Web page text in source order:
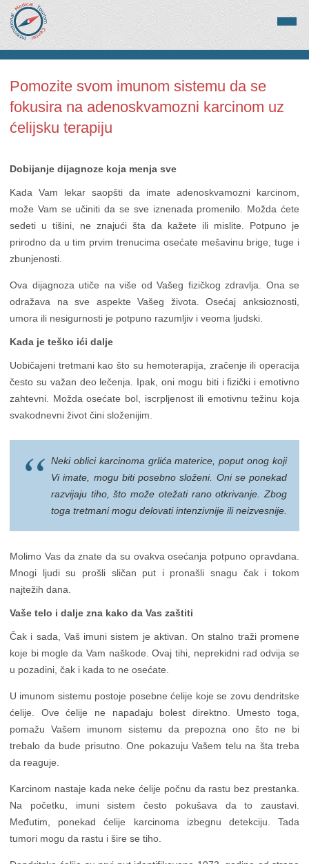
Pomozite svom imunom sistemu da se
fokusira na adenoskvamozni karcinom uz
ćelijsku terapiju
Dobijanje dijagnoze koja menja sve
Kada Vam lekar saopšti da imate adenoskvamozni karcinom,
može Vam se učiniti da se sve iznenada promenilo. Možda ćete
sedeti u tišini, ne znajući šta da kažete ili mislite. Potpuno je
prirodno da u tim prvim trenucima osećate mešavinu brige, tuge i
zbunjenosti.
Ova dijagnoza utiče na više od Vašeg fizičkog zdravlja. Ona se
odražava na sve aspekte Vašeg života. Osećaj anksioznosti,
umora ili nesigurnosti je potpuno razumljiv i veoma ljudski.
Kada je teško ići dalje
Uobičajeni tretmani kao što su hemoterapija, zračenje ili operacija
često su važan deo lečenja. Ipak, oni mogu biti i fizički i emotivno
zahtevni. Možda osećate bol, iscrpljenost ili emotivnu težinu koja
svakodnevni život čini složenijim.
Neki oblici karcinoma grlića materice, poput onog koji
Vi imate, mogu biti posebno složeni. Oni se ponekad
razvijaju tiho, što može otežati rano otkrivanje. Zbog
toga tretmani mogu delovati intenzivnije ili neizvesnije.
Molimo Vas da znate da su ovakva osećanja potpuno opravdana.
Mnogi ljudi su prošli sličan put i pronašli snagu čak i tokom
najtežih dana.
Vaše telo i dalje zna kako da Vas zaštiti
Čak i sada, Vaš imuni sistem je aktivan. On stalno traži promene
koje bi mogle da Vam naškode. Ovaj tihi, neprekidni rad odvija se
u pozadini, čak i kada to ne osećate.
U imunom sistemu postoje posebne ćelije koje se zovu dendritske
ćelije. Ove ćelije ne napadaju bolest direktno. Umesto toga,
pomažu Vašem imunom sistemu da prepozna ono što ne bi
trebalo da bude prisutno. One pokazuju Vašem telu na šta treba
da reaguje.
Karcinom nastaje kada neke ćelije počnu da rastu bez prestanka.
Na početku, imuni sistem često pokušava da to zaustavi.
Međutim, ponekad ćelije karcinoma izbegnu detekciju. Tada
tumori mogu da rastu i šire se tiho.